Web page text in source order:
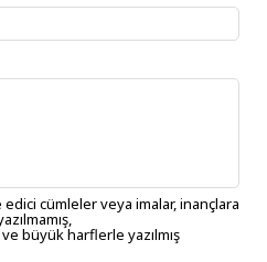
cümleler veya imalar, inançlara
büyük harflerle yazılmış